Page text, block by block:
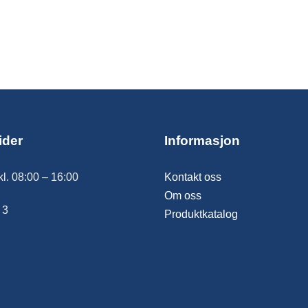
08:00 – 16:00
3
Informasjon
Kontakt oss
Om oss
Produktkatalog